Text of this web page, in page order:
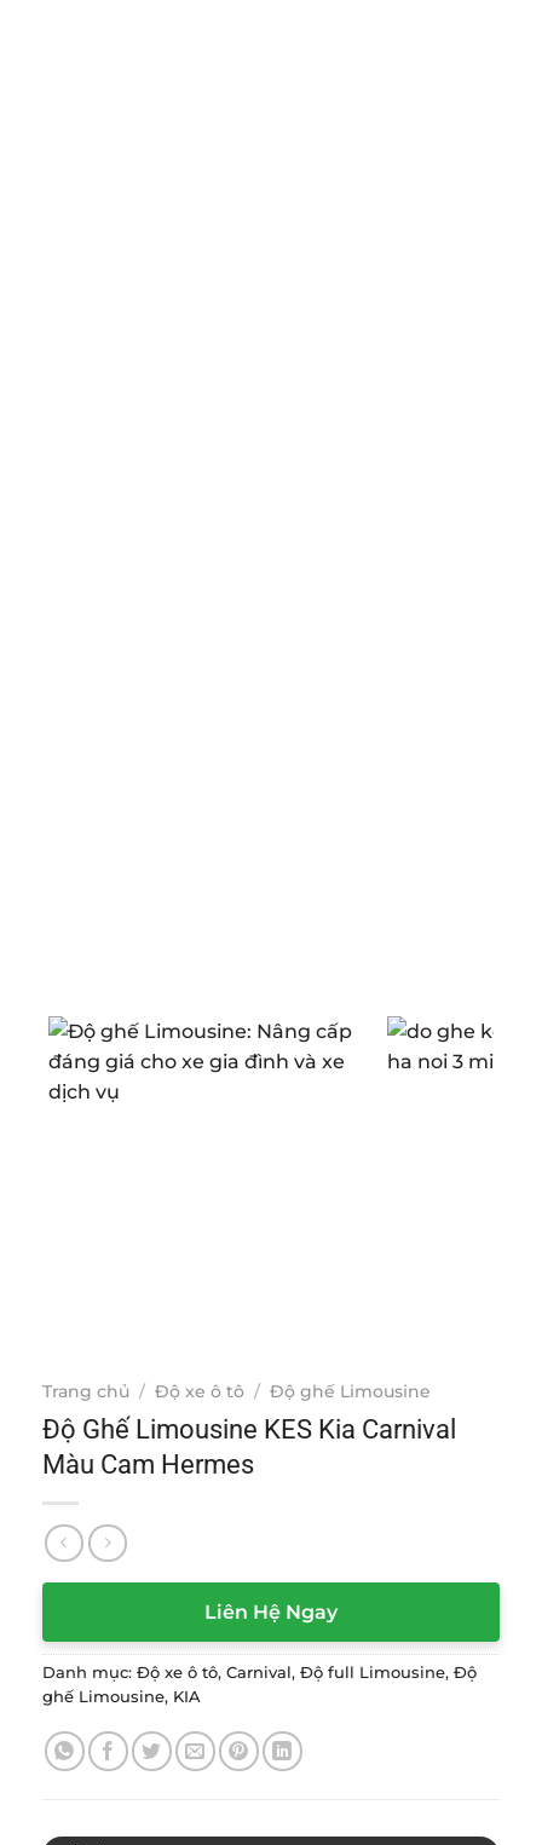
Trang chủ / Độ xe ô tô / Độ ghế Limousine
Độ Ghế Limousine KES Kia Carnival
Màu Cam Hermes
Liên Hệ Ngay
Danh mục: Độ xe ô tô, Carnival, Độ full Limousine, Độ
ghế Limousine, KIA